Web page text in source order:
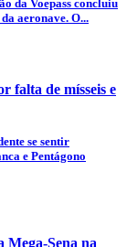
da Voepass concluiu
aeronave. O...
falta de mísseis e
se sentir
e Pentágono
Mega-Sena na